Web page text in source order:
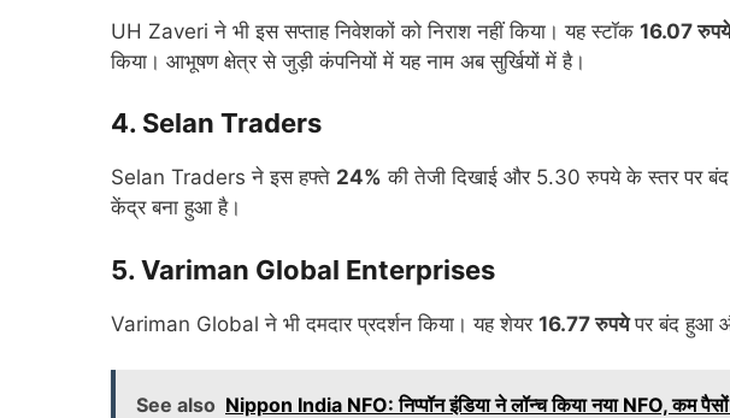
UH Zaveri ने भी इस सप्ताह निवेशकों को निराश नहीं किया। यह स्टॉक 16.07 रुपये
किया। आभूषण क्षेत्र से जुड़ी कंपनियों में यह नाम अब सुर्खियों में है।
4. Selan Traders
Selan Traders ने इस हफ्ते 24% की तेजी दिखाई और 5.30 रुपये के स्तर पर
केंद्र बना हुआ है।
5. Variman Global Enterprises
Variman Global ने भी दमदार प्रदर्शन किया। यह शेयर 16.77 रुपयेपर बंद हुआ
See also Nippon India NFO: निप्पॉन इंडिया ने लॉन्च किया नया NFO, कम